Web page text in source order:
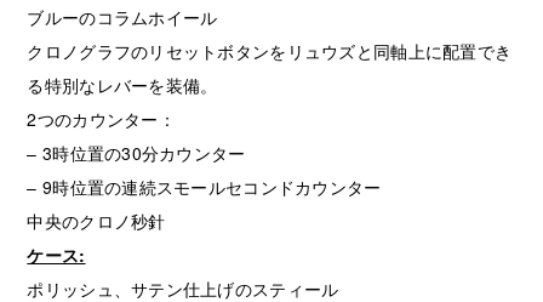
ブルーのコラムホイール
クロノグラフのリセットボタンをリュウズと同軸上に配置でき
る特別なレバーを装備。
2つのカウンター：
– 3時位置の30分カウンター
– 9時位置の連続スモールセコンドカウンター
中央のクロノ秒針
ケース:
ポリッシュ、サテン仕上げのスティール